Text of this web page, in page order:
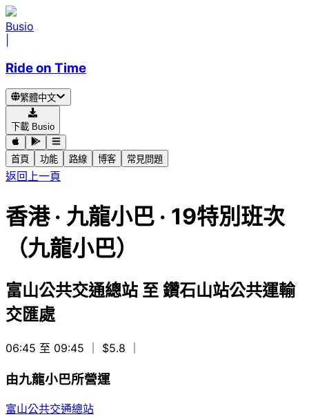
Busio
Ride on Time
繁體中文
下載 Busio
首頁 功能 路線 博客 常見問題
返回上一頁
香港· 九龍小巴 · 19特別班次
（九龍小巴）
富山公共交通總站 至 鑽石山站公共運輸
交匯處
06:45 至 09:45 ｜ $5.8
由九龍小巴所營運
富山公共交通總站